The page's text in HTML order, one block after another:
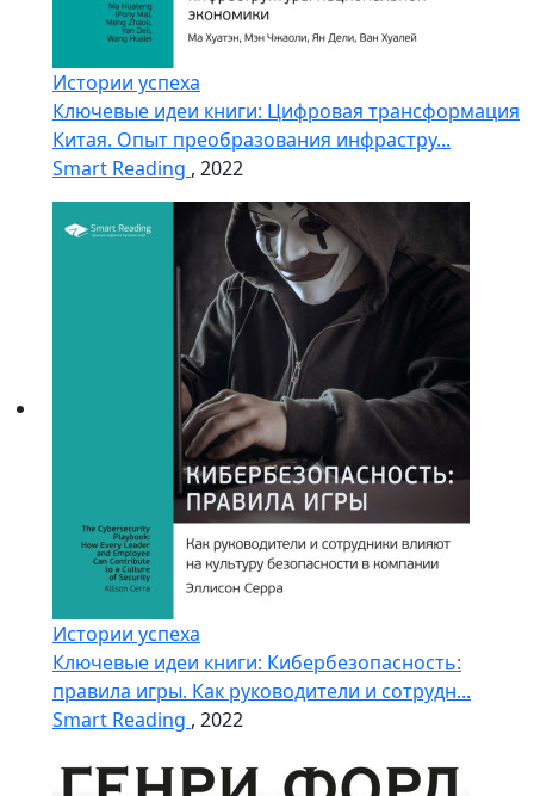
Истории успеха
Ключевые идеи книги: Цифровая трансформация
Китая. Опыт преобразования инфрастру...
Smart Reading , 2022
Истории успеха
Ключевые идеи книги: Кибербезопасность:
правила игры. Как руководители и сотрудн...
Smart Reading , 2022